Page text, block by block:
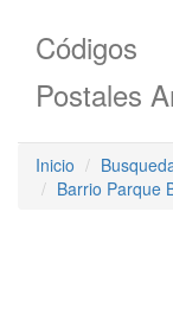
Códigos
Postales
Inicio
Barrio Parque